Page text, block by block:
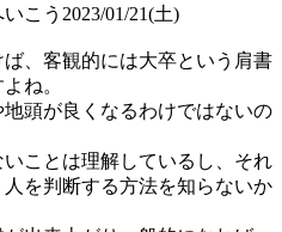
こう 2023/01/21(土)
、客観的には大卒という肩書
ね。
頭が良くなるわけではないの
ことは理解しているし、それ
を判断する方法を知らないか